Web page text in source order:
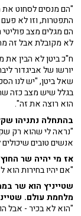
"הם מנסים לסחוט את
התפטרות, וזו לא
הם מגלים מצב
לא מקובלת אבל זה
ח"כ ביטן לא הבין
יורשו של אביגדור
שאל ביטן, "יש לנו
בגלל שיש מצב כזה
הוא רוצה את זה".
בהתחלה נתניהו
"נראה לי שהוא רק
אנשים טובים
אז מי יהיה שר
"אם יהיו בחירות
שטייניץ הוא שר
מלחמת עולם.
"הוא לא בכיר - אבל